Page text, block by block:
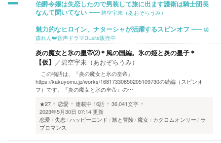
伯爵令嬢は失恋したので男装して旅に出ます護衛は騎士団長
なんて聞いてない
碧空宇未（あおぞらうみ）
魅力的なヒロイン、ナターシャが活躍するスピンオフ
綾
森れん👑音声ドラマDLsite販売中
炎の魔女と氷の皇帝⑵＊風の国編。氷の姫と炎の皇子＊
【仮】 ／碧空宇未（あおぞらうみ）
この物語は、『炎の魔女と氷の皇帝』
https://kakuyomu.jp/works/16817330650205109730の続編（スピンオ
フ）です。『炎の魔女と氷の皇帝』の…
★27
恋愛 連載中 16話
36,041文字
2023年5月30日 07:14 更新
恋愛 失恋 ハッピーエンド 旅と冒険 魔女 カクヨムオンリー
ラ
ブロマンス